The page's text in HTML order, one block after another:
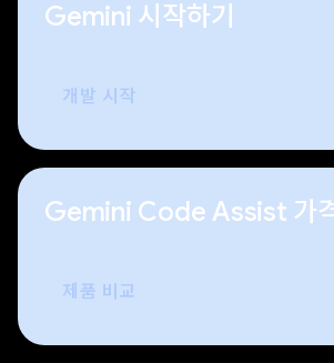
Gemini 시작하기
개발 시작
Gemini Code Assist 가
제품 비교